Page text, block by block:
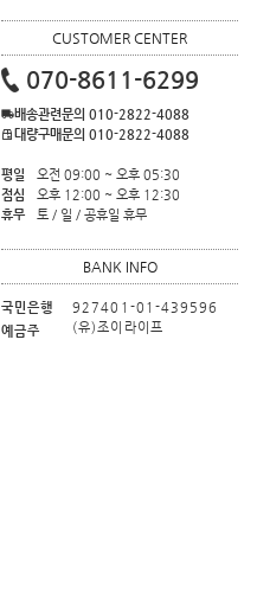
CUSTOMER CENTER
070-8611-6299
배송관련문의 010-2822-4088
대량구매문의 010-2822-4088
평일
오전 09:00 ~ 오후 05:30
점심
오후 12:00 ~ 오후 12:30
휴무
토 / 일 / 공휴일 휴무
BANK INFO
국민은행
927401-01-439596
예금주
(유)조이라이프